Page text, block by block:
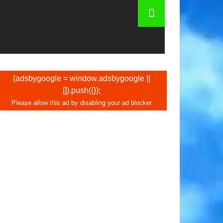
(adsbygoogle = window.adsbygoogle ||
[]).push({});